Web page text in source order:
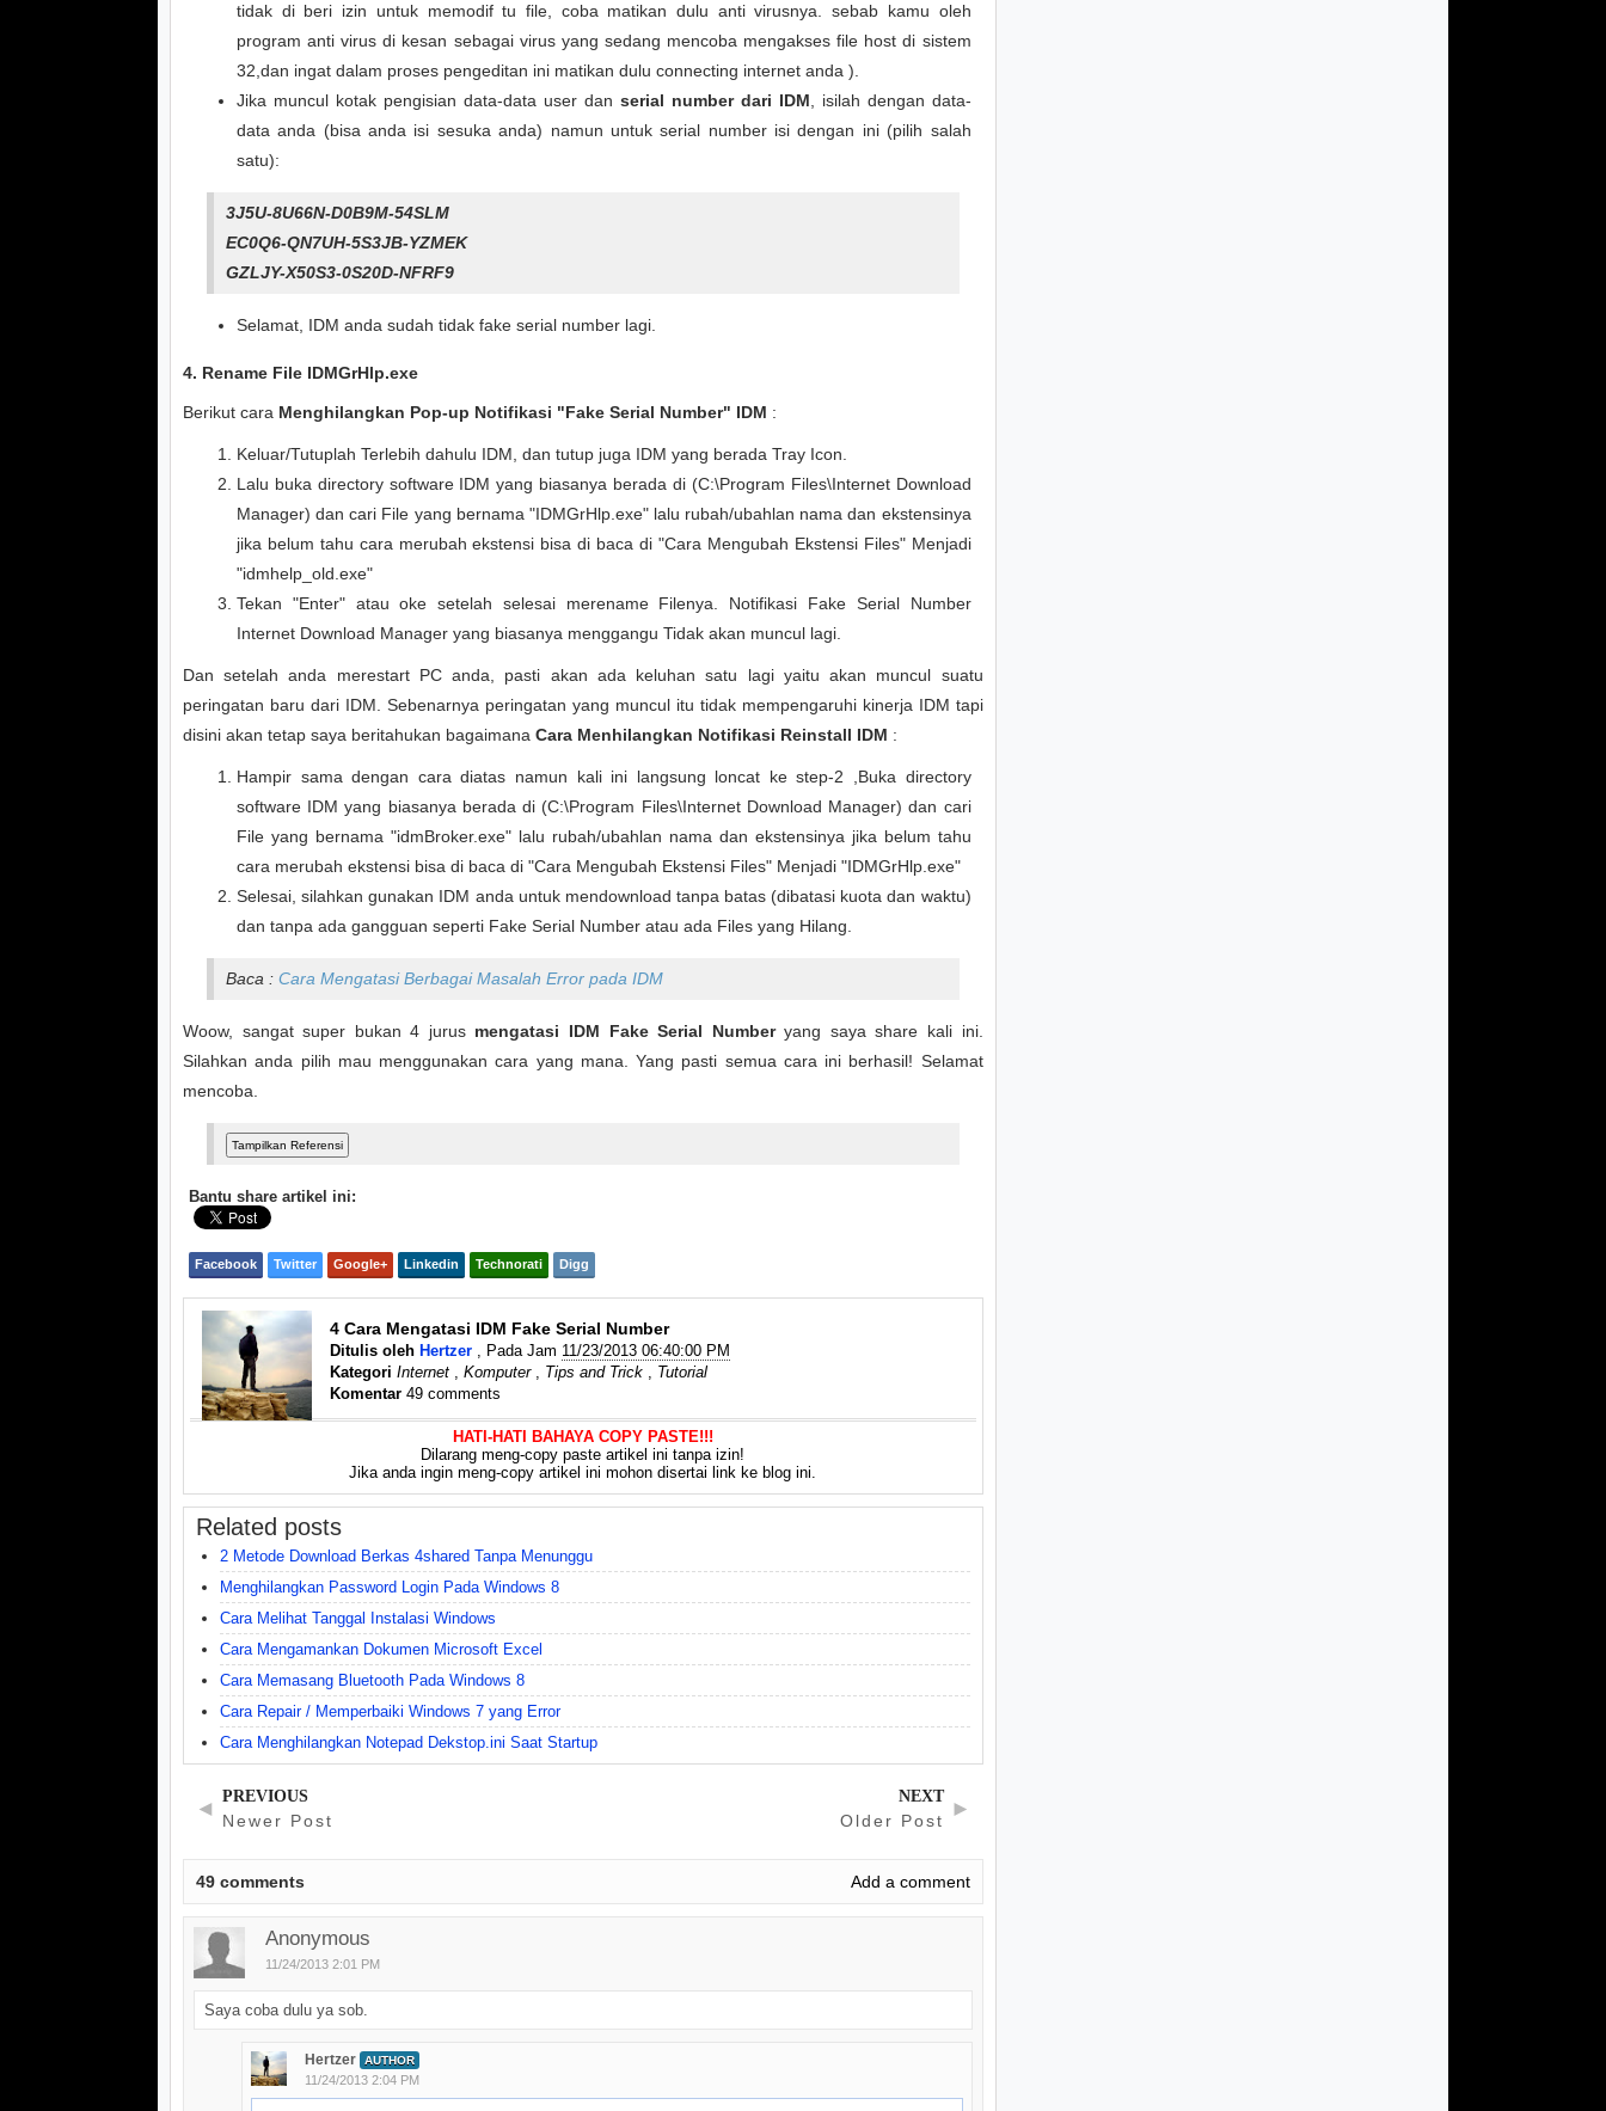
tidak di beri izin untuk memodif tu file, coba matikan dulu anti virusnya. sebab kamu oleh
program anti virus di kesan sebagai virus yang sedang mencoba mengakses file host di sistem
32,dan ingat dalam proses pengeditan ini matikan dulu connecting internet anda ).
Jika muncul kotak pengisian data-data user dan serial number dari IDM , isilah dengan data-
data anda (bisa anda isi sesuka anda) namun untuk serial number isi dengan ini (pilih salah
satu):
3J5U-8U66N-D0B9M-54SLM
EC0Q6-QN7UH-5S3JB-YZMEK
GZLJY-X50S3-0S20D-NFRF9
Selamat, IDM anda sudah tidak fake serial number lagi.
4. Rename File IDMGrHlp.exe
Berikut cara Menghilangkan Pop-up Notifikasi "Fake Serial Number" IDM :
Keluar/Tutuplah Terlebih dahulu IDM, dan tutup juga IDM yang berada Tray Icon.
Lalu buka directory software IDM yang biasanya berada di (C:\Program Files\Internet Download
Manager) dan cari File yang bernama "IDMGrHlp.exe" lalu rubah/ubahlan nama dan ekstensinya
jika belum tahu cara merubah ekstensi bisa di baca di "Cara Mengubah Ekstensi Files" Menjadi
"idmhelp_old.exe"
Tekan "Enter" atau oke setelah selesai merename Filenya. Notifikasi Fake Serial Number
Internet Download Manager yang biasanya menggangu Tidak akan muncul lagi.
Dan setelah anda merestart PC anda, pasti akan ada keluhan satu lagi yaitu akan muncul suatu
peringatan baru dari IDM. Sebenarnya peringatan yang muncul itu tidak mempengaruhi kinerja IDM tapi
disini akan tetap saya beritahukan bagaimana Cara Menhilangkan Notifikasi Reinstall IDM :
Hampir sama dengan cara diatas namun kali ini langsung loncat ke step-2 ,Buka directory
software IDM yang biasanya berada di (C:\Program Files\Internet Download Manager) dan cari
File yang bernama "idmBroker.exe" lalu rubah/ubahlan nama dan ekstensinya jika belum tahu
cara merubah ekstensi bisa di baca di "Cara Mengubah Ekstensi Files" Menjadi "IDMGrHlp.exe"
Selesai, silahkan gunakan IDM anda untuk mendownload tanpa batas (dibatasi kuota dan waktu)
dan tanpa ada gangguan seperti Fake Serial Number atau ada Files yang Hilang.
Baca : Cara Mengatasi Berbagai Masalah Error pada IDM
Woow, sangat super bukan 4 jurus mengatasi IDM Fake Serial Numberyang saya share kali ini.
Silahkan anda pilih mau menggunakan cara yang mana. Yang pasti semua cara ini berhasil! Selamat
mencoba.
Bantu share artikel ini:
Facebook Twitter Google+ Linkedin Technorati Digg
4 Cara Mengatasi IDM Fake Serial Number
Ditulis oleh Hertzer , Pada Jam 11/23/2013 06:40:00 PM
Kategori Internet ,Komputer, Tips and Trick , Tutorial
Komentar 49 comments
HATI-HATI BAHAYA COPY PASTE!!!
Dilarang meng-copy paste artikel ini tanpa izin!
Jika anda ingin meng-copy artikel ini mohon disertai link ke blog ini.
Related posts
2 Metode Download Berkas 4shared Tanpa Menunggu
Menghilangkan Password Login Pada Windows 8
Cara Melihat Tanggal Instalasi Windows
Cara Mengamankan Dokumen Microsoft Excel
Cara Memasang Bluetooth Pada Windows 8
Cara Repair / Memperbaiki Windows 7 yang Error
Cara Menghilangkan Notepad Dekstop.ini Saat Startup
◄
PREVIOUS
Newer Post ►
NEXT
Older Post
49 comments Add a comment
Anonymous
11/24/2013 2:01 PM
Saya coba dulu ya sob.
Hertzer AUTHOR
11/24/2013 2:04 PM